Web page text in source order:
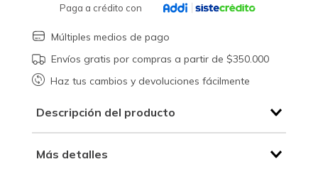
Paga a crédito con
Múltiples medios de pago
Envíos gratis por compras a partir de $350.000
Haz tus cambios y devoluciones fácilmente
Descripción del producto
Más detalles